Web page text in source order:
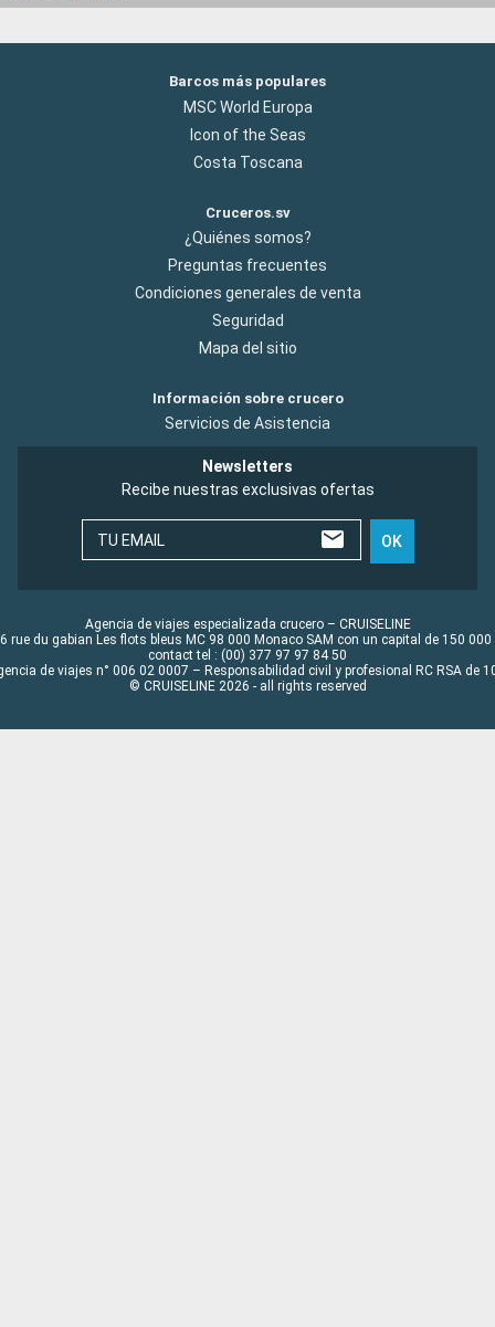
Barcos más populares
MSC World Europa
Icon of the Seas
Costa Toscana
Cruceros.sv
¿Quiénes somos?
Preguntas frecuentes
Condiciones generales de venta
Seguridad
Mapa del sitio
Información sobre crucero
Servicios de Asistencia
Newsletters
Recibe nuestras exclusivas ofertas
TU EMAIL OK
Agencia de viajes especializada crucero – CRUISELINE
rue du gabian Les flots bleus MC 98 000 Monaco SAM con un capital de 150 000
contact tel : (00) 377 97 97 84 50
de viajes n° 006 02 0007 – Responsabilidad civil y profesional RC RSA de
© CRUISELINE 2026 - all rights reserved